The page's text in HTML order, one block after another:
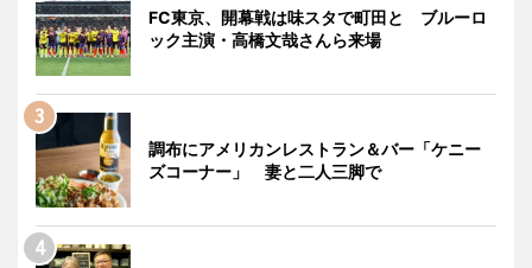
FC東京、開幕戦は味スタで町田と ブルーロ
ック主演・高橋文哉さんら来場
調布にアメリカンレストラン＆バー「ケニー
ズコーナー」 妻と二人三脚で